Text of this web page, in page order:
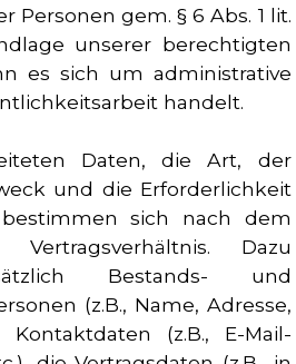
Personen gem. § 6 Abs. 1 lit.
unserer berechtigten
es sich um administrative
handelt.
Daten, die Art, der
und die Erforderlichkeit
sich nach dem
Vertragsverhältnis. Dazu
Bestands- und
(z.B., Name, Adresse,
(z.B., E-Mail-